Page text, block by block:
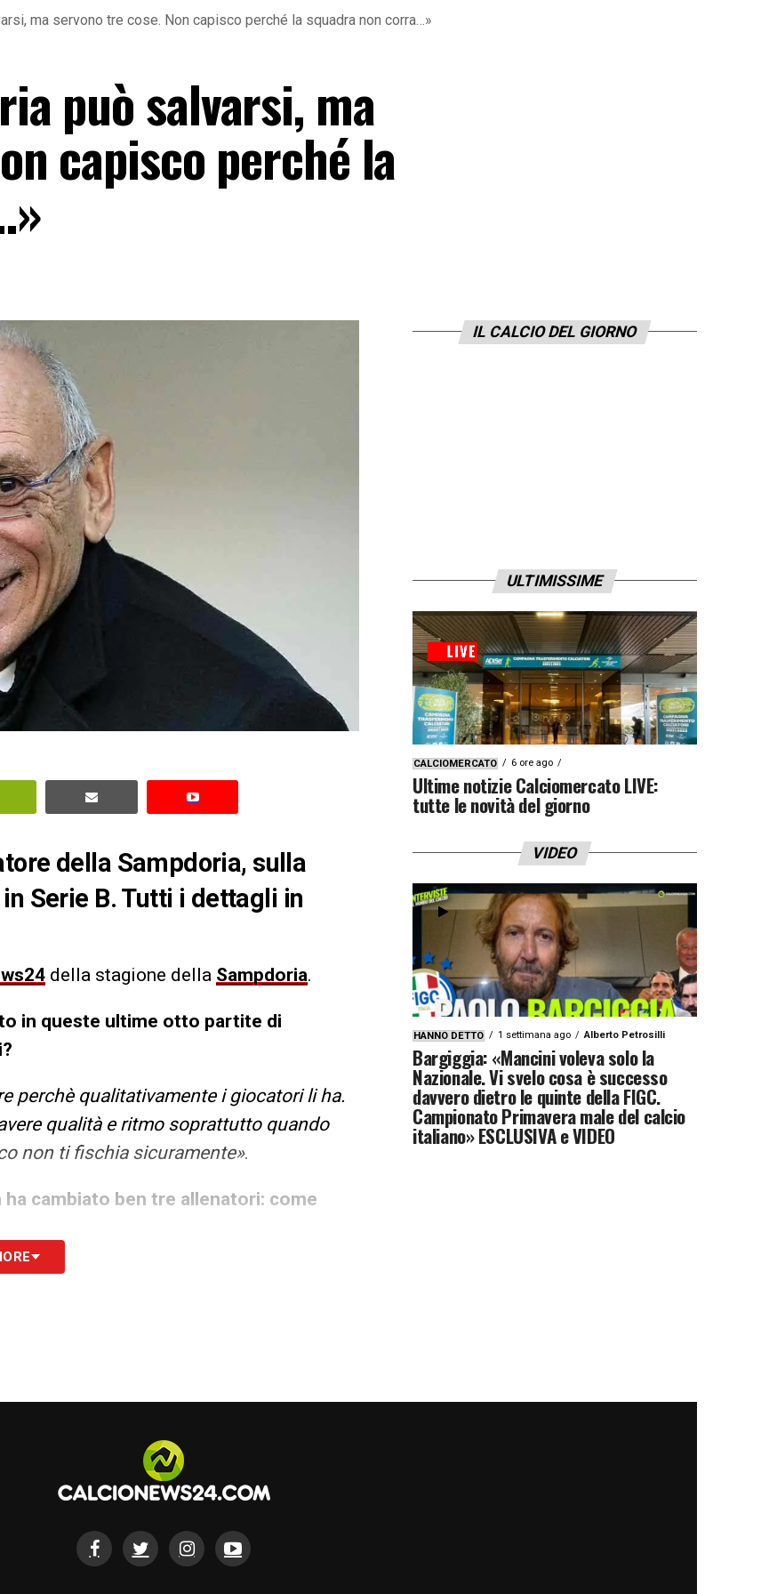
ma servono tre cose. Non capisco perché la squadra non corra…»
può salvarsi, ma
capisco perché la
della Sampdoria, sulla
Serie B. Tutti i dettagli in
della stagione della Sampdoria.
in queste ultime otto partite di
perchè qualitativamente i giocatori li ha.
qualità e ritmo soprattutto quando
non ti fischia sicuramente».
cambiato ben tre allenatori: come
allenatori ha dei problemi, su questo
uno stadio unico ed eccezionale,
tu alleni. Io le ho allenato tutte e due
allora da giocatore devi solo andare in
che deve correre 90 minuti. Uno
non possano correre per un’ora e
IL CALCIO DEL GIORNO
ULTIMISSIME
CALCIOMERCATO 6 ore ago
Ultime notizie Calciomercato LIVE:
tutte le novità del giorno
VIDEO
HANNO DETTO 1 settimana ago Alberto Petrosilli
Bargiggia: «Mancini voleva solo la
Nazionale. Vi svelo cosa è successo
davvero dietro le quinte della FIGC.
Campionato Primavera male del calcio
italiano» ESCLUSIVA e VIDEO